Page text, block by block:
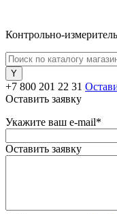
Контрольно-
+7 800 201 22 31
Оставить заявку
Укажите ваш e-mail*
Оставить заявку